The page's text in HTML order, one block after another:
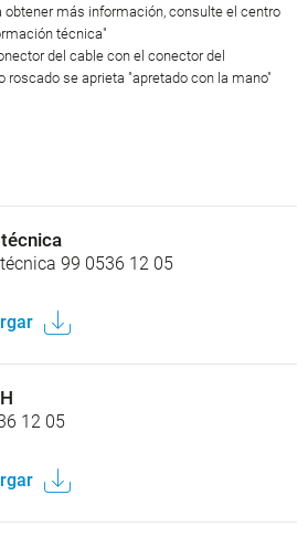
obtener más información, consulte el centro
técnica"
del cable con el conector del
roscado se aprieta "apretado con la mano"
99 0536 12 05
12 05